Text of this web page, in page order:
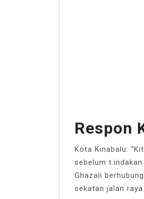
Respon
Kota Kinabalu:
sebelum
Ghazali
sekatan jalan